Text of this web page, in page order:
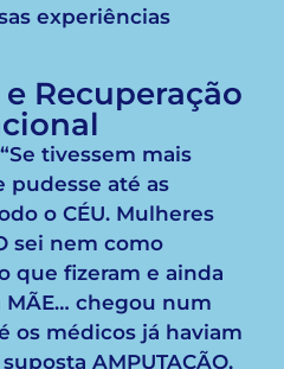
experiências
Recuperação
“Se tivessem mais
pudesse até as
o CÉU. Mulheres
sei nem como
que fizeram e ainda
chegou num
os médicos já haviam
AMPUTAÇÃO,